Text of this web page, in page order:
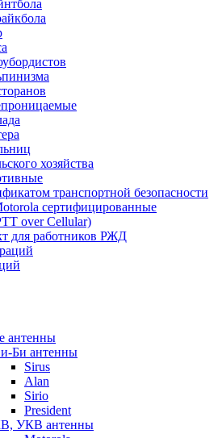
хозяйства
транспортной безопасности
сертифицированные
over Cellular)
для работников РЖД
антенны
Би антенны
Sirus
Alan
Sirio
President
УКВ антенны